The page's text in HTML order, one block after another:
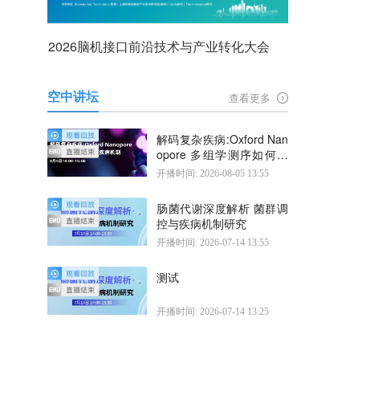
2026脑机接口前沿技术与产业转化大会
空中讲坛 查看更多
解码复杂疾病:Oxford Nan
opore 多组学测序如何揭
示疾病机制
开播时间: 2026-08-05 13:55
肠菌代谢深度解析 菌群调
控与疾病机制研究
开播时间: 2026-07-14 13:55
测试
开播时间: 2026-07-14 13:25